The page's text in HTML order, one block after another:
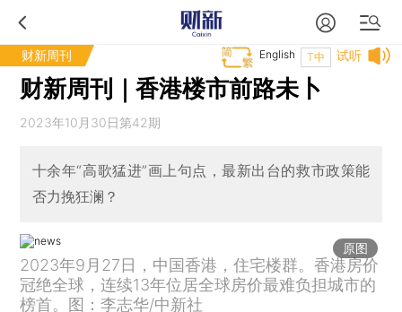
财新周刊 试听
T中
English
财新周刊｜香港楼市前路未卜
2023年10月30日第42期
十余年“高歌猛进”画上句点，最新出台的救市政策能
否力挽狂澜？
原图
2023年9月27日，中国香港，住宅楼群。香港房价
冠绝全球，连续13年位居全球房价最难负担城市的
榜首。图：李志华/中新社